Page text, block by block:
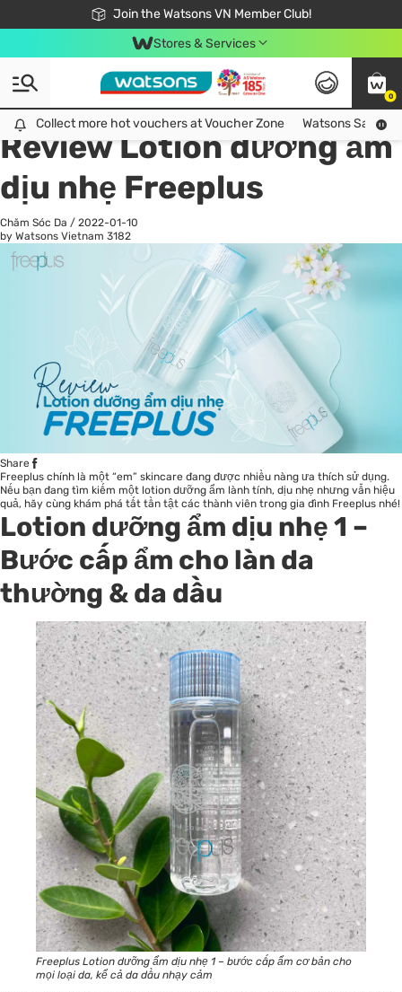
Join the Watsons VN Member Club!
Free Shipping For Order From 249,000Đ
24h Fast delivery in Hồ Chí Minh City
Stores & Services
0
Collect more hot vouchers at Voucher Zone
Collect more hot vouchers at Voucher Zone Watsons Safety
All
Chăm Sóc Cá Nhân
Review Lotion dưỡng ẩm
dịu nhẹ Freeplus
Chăm Sóc Da / 2022-01-10
by Watsons Vietnam 3182
Share
Freeplus chính là một “em” skincare đang được nhiều nàng ưa thích sử dụng.
Nếu bạn đang tìm kiếm một lotion dưỡng ẩm lành tính, dịu nhẹ nhưng vẫn hiệu
quả, hãy cùng khám phá tất tần tật các thành viên trong gia đình Freeplus nhé!
Lotion dưỡng ẩm dịu nhẹ 1 –
Bước cấp ẩm cho làn da
thường & da dầu
Freeplus Lotion dưỡng ẩm dịu nhẹ 1 – bước cấp ẩm cơ bản cho
mọi loại da, kể cả da dầu nhạy cảm